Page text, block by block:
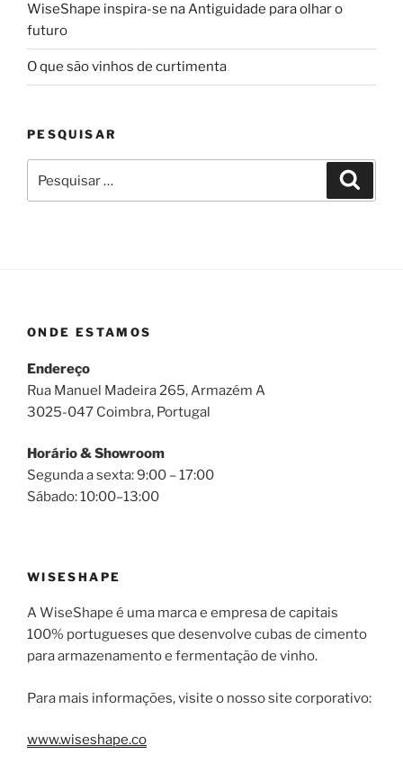
WiseShape inspira-se na Antiguidade para olhar o
futuro
O que são vinhos de curtimenta
PESQUISAR
por:
ONDE ESTAMOS
Endereço
Rua Manuel Madeira 265, Armazém A
3025-047 Coimbra, Portugal
Horário & Showroom
Segunda a sexta: 9:00 – 17:00
Sábado: 10:00–13:00
WISESHAPE
A WiseShape é uma marca e empresa de capitais
100% portugueses que desenvolve cubas de cimento
para armazenamento e fermentação de vinho.
Para mais informações, visite o nosso site corporativo:
www.wiseshape.co